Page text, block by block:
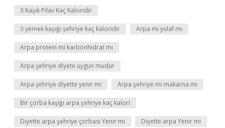
3 Kaşık Pilav Kaç Kaloridir
3 yemek kaşığı şehriye kaç kaloridir Arpa mı yulaf mı
Arpa protein mi karbonhidrat mı
Arpa şehriye diyete uygun mudur
Arpa şehriye diyette yenir mi Arpa şehriye mi makarna mı
Bir çorba kaşığı arpa şehriye kaç kalori
Diyette arpa şehriye çorbası Yenir mi Diyette arpa Yenir mi